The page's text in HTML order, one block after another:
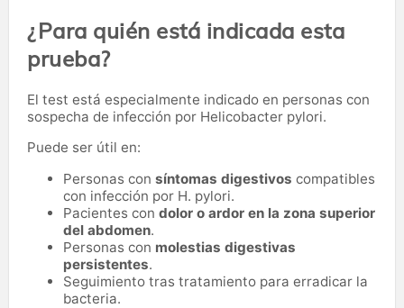
¿Para quién está indicada esta
prueba?
El test está especialmente indicado en personas con
sospecha de infección por Helicobacter pylori.
Puede ser útil en:
Personas con síntomas digestivos compatibles
con infección por H. pylori.
Pacientes con dolor o ardor en la zona superior
del abdomen.
Personas con molestias digestivas
persistentes.
Seguimiento tras tratamiento para erradicar la
bacteria.